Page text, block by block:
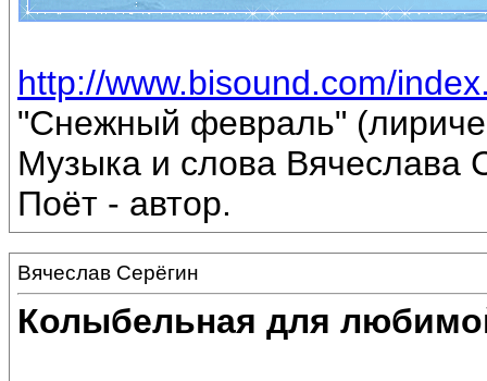
http://www.bisound.com/
"Снежный февраль"
Музыка и слова Вячеслава
Поёт - автор.
Вячеслав Серёгин
Колыбельная для